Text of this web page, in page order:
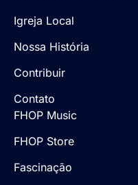
Igreja Local
Nossa História
Contribuir
Contato
FHOP Music
FHOP Store
Fascinação